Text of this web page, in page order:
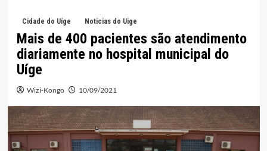
Cidade do Uíge Noticias do Uige
Mais de 400 pacientes são atendimento
diariamente no hospital municipal do
Uíge
Wizi-Kongo 10/09/2021